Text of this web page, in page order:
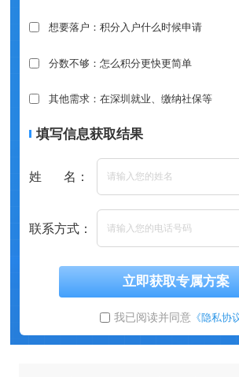
想要落户：积分入户什么时候申请
分数不够：怎么积分更快更简单
其他需求：在深圳就业、缴纳社保等
填写信息获取结果
姓 名：
联系方式：
立即获取专属方案
我已阅读并同意 《隐私协